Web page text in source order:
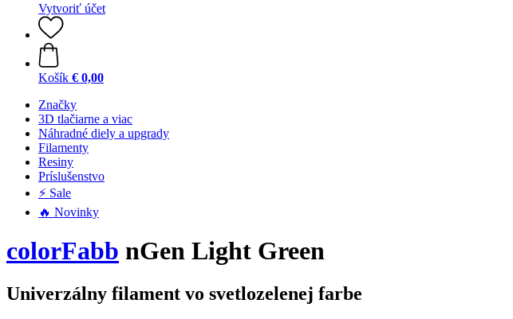
Vytvoriť účet
Košík € 0,00
Značky
3D tlačiarne a viac
Náhradné diely a upgrady
Filamenty
Resiny
Príslušenstvo
⚡ Sale
🔥 Novinky
colorFabb nGen Light Green
Univerzálny filament vo svetlozelenej farbe